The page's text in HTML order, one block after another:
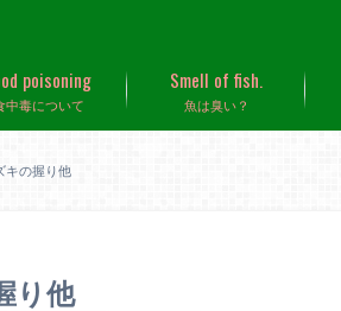
中毒について
poisoning
魚は臭い？
Smell of fish.
キの握り他
り他